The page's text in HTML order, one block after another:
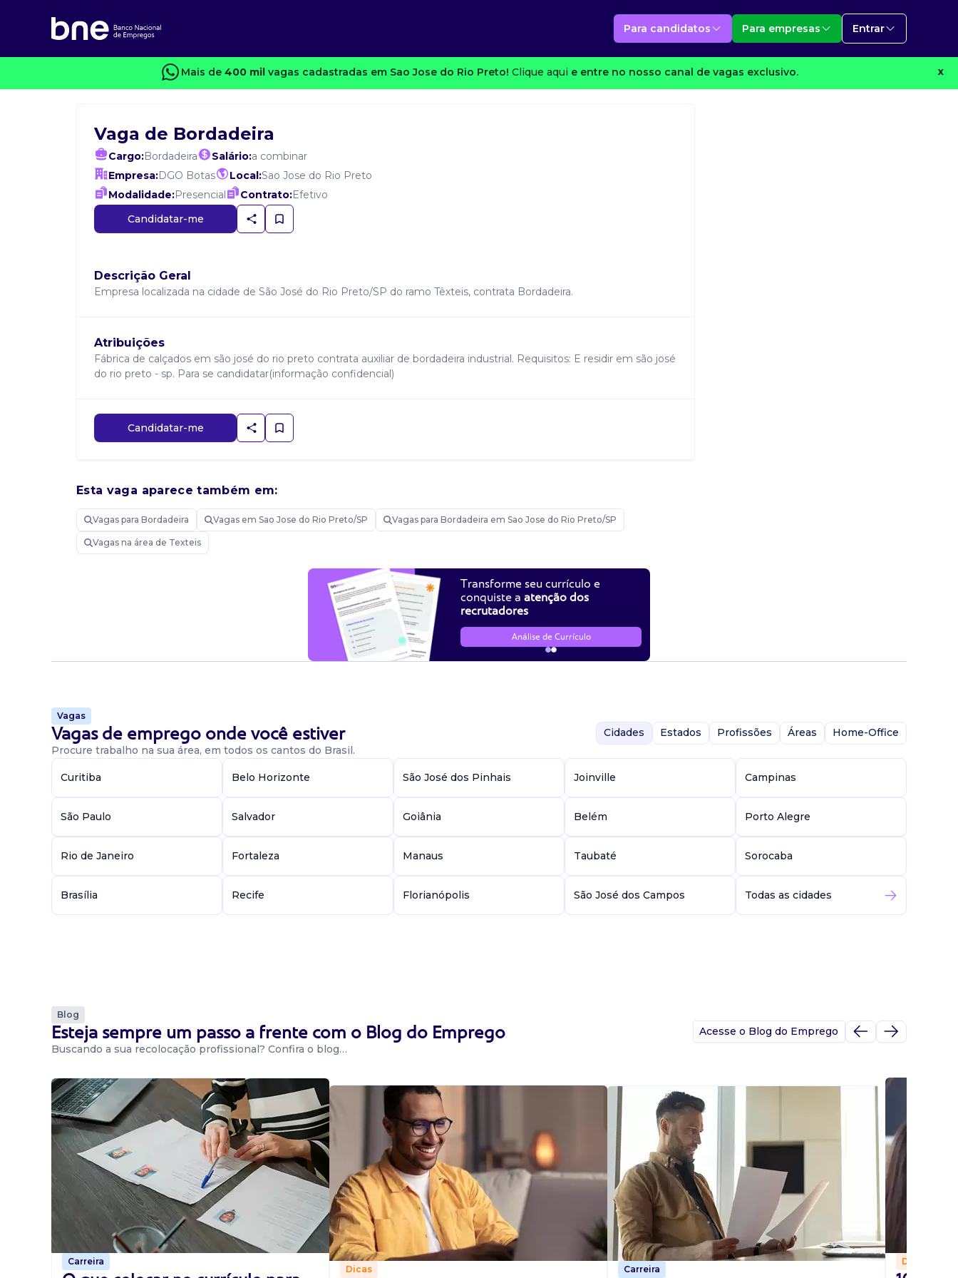
Para candidatos Para empresas Entrar
Mais de 400 mil vagas cadastradas em Sao Jose do Rio Preto! Clique aqui e entre no nosso canal de vagas exclusivo. X
Vaga de Bordadeira
Cargo:Bordadeira Salário:a combinar
Empresa:DGO Botas Local:Sao Jose do Rio Preto
Modalidade:Presencial Contrato:Efetivo
Candidatar-me
Descrição Geral
Empresa localizada na cidade de São José do Rio Preto/SP do ramo Têxteis, contrata Bordadeira.
Atribuições
Fábrica de calçados em são josé do rio preto contrata auxiliar de bordadeira industrial. Requisitos: E residir em são josé
do rio preto - sp. Para se candidatar(informação confidencial)
Candidatar-me
Esta vaga aparece também em:
Vagas para Bordadeira Vagas em Sao Jose do Rio Preto/SP Vagas para Bordadeira em Sao Jose do Rio Preto/SP
Vagas na área de Texteis
Transforme seu currículo e
conquiste a atenção dos
recrutadores
Análise de Currículo
Vagas
Vagas de emprego onde você estiver
Procure trabalho na sua área, em todos os cantos do Brasil.
Cidades Estados Profissões Áreas Home-Office
Curitiba Belo Horizonte São José dos Pinhais Joinville Campinas
São Paulo Salvador Goiânia Belém Porto Alegre
Rio de Janeiro Fortaleza Manaus Taubaté Sorocaba
Brasília Recife Florianópolis São José dos Campos Todas as cidades
Blog
Esteja sempre um passo a frente com o Blog do Emprego
Buscando a sua recolocação profissional? Confira o blog…
Acesse o Blog do Emprego
Carreira
Dicas Carreira
Dicas